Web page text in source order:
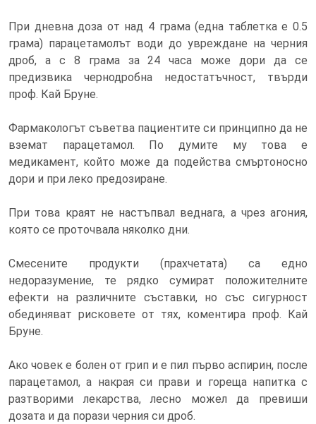
При дневна доза от над 4 грама (една таблетка е 0.5
грама) парацетамолът води до увреждане на черния
дроб, а с 8 грама за 24 часа може дори да се
предизвика чернодробна недостатъчност, твърди
проф. Кай Бруне.
Фармакологът съветва пациентите си принципно да не
вземат парацетамол. По думите му това е
медикамент, който може да подейства смъртоносно
дори и при леко предозиране.
При това краят не настъпвал веднага, а чрез агония,
която се проточвала няколко дни.
Смесените продукти (прахчетата) са едно
недоразумение, те рядко сумират положителните
ефекти на различните съставки, но със сигурност
обединяват рисковете от тях, коментира проф. Кай
Бруне.
Ако човек е болен от грип и е пил първо аспирин, после
парацетамол, а накрая си прави и гореща напитка с
разтворими лекарства, лесно можел да превиши
дозата и да порази черния си дроб.